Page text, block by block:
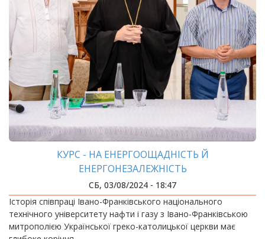
КУРС - НА ЕНЕРГООЩАДНІСТЬ Й
ЕНЕРГОНЕЗАЛЕЖНІСТЬ
СБ, 03/08/2024 - 18:47
Історія співпраці Івано-Франківського національного
технічного університету нафти і газу з Івано-Франківською
митрополією Української греко-католицької церкви має